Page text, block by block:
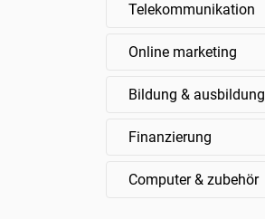
Telekommunikation
Online marketing
Bildung & ausbildung
Finanzierung
Computer & zubehör